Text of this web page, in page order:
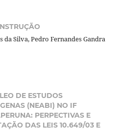
da Silva, Pedro Fernandes Gandra
DE ESTUDOS
(NEABI) NO IF
PERPECTIVAS E
DAS LEIS 10.649/03 E